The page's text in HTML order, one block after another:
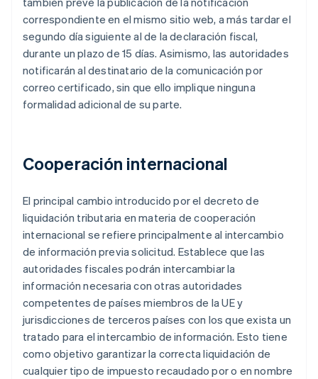
correspondiente en el mismo sitio web, a más tardar el
segundo día siguiente al de la declaración fiscal,
durante un plazo de 15 días. Asimismo, las autoridades
notificarán al destinatario de la comunicación por
correo certificado, sin que ello implique ninguna
formalidad adicional de su parte.
Cooperación internacional
El principal cambio introducido por el decreto de
liquidación tributaria en materia de cooperación
internacional se refiere principalmente al intercambio
de información previa solicitud. Establece que las
autoridades fiscales podrán intercambiar la
información necesaria con otras autoridades
competentes de países miembros de la UE y
jurisdicciones de terceros países con los que exista un
tratado para el intercambio de información. Esto tiene
como objetivo garantizar la correcta liquidación de
cualquier tipo de impuesto recaudado por o en nombre